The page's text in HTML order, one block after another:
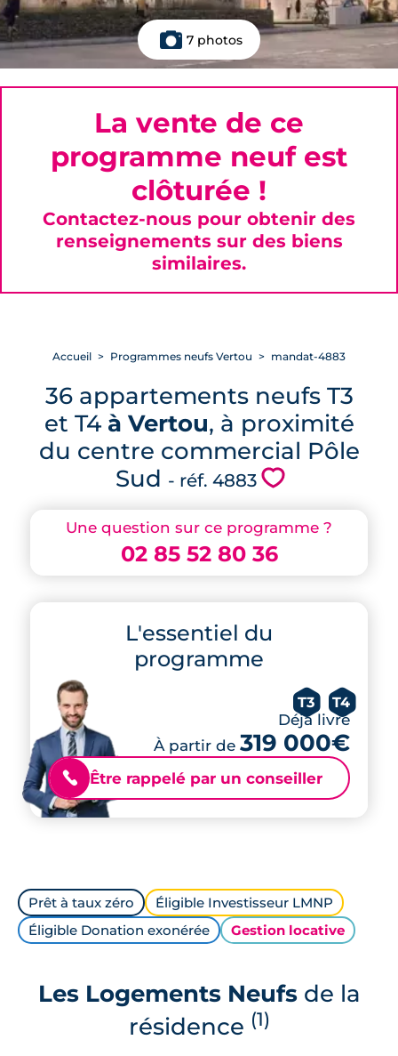
7 photos
Une question sur ce programme ?
02 85 52 80 36
L'essentiel du
programme
T3 T4
Déjà livré
À partir de 319 000€
📞 Être rappelé par un conseiller
Accueil Programmes neufs Vertou mandat-4883
36 appartements neufs T3
et T4 à Vertou, à proximité
du centre commercial Pôle
Sud - réf. 4883 💗
La vente de ce
programme neuf est
clôturée !
Contactez-nous pour obtenir des
renseignements sur des biens
similaires.
Prêt à taux zéro
Éligible Investisseur LMNP
Éligible Donation exonérée
Gestion locative
Les Logements Neufsde la
résidence (1)